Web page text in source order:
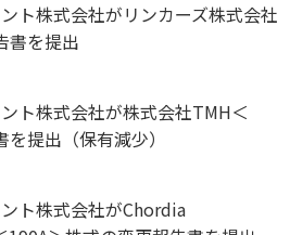
ト株式会社がリンカーズ株式会社
書を提出
ト株式会社が株式会社TMH＜
提出（保有減少）
ト株式会社がChordia